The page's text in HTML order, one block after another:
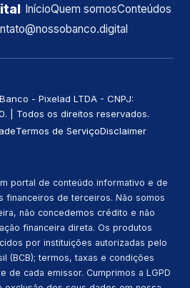
InícioQuem somosConteúdos
- Pixelad LTDA - CNPJ:
| Todos os direitos reservados.
Termos de ServiçoDisclaimer
portal de conteúdo informativo e de
financeiros de terceiros. Não somos
não concedemos crédito e não
financeira direta. Os produtos
por instituições autorizadas pelo
(BCB); termos, taxas e condições
de cada emissor. Cumprimos a LGPD